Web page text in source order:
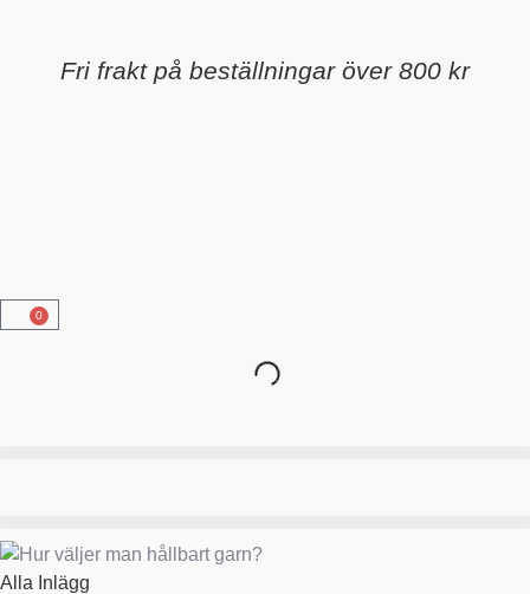
Fri frakt på beställningar över 800 kr
0
Alla Inlägg